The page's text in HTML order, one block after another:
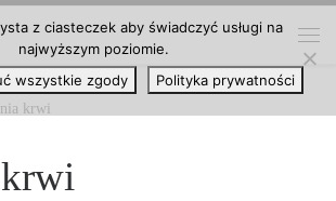
krwi
z ciasteczek aby świadczyć usługi na
najwyższym poziomie.
wszystkie zgody Polityka prywatności